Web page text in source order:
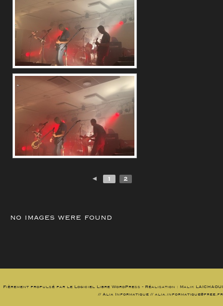
◄ 1 2
no images were found
Fièrement propulsé par le Logiciel Libre WordPress - Réalisation : Malik LAICHAOUI
// Alia Informatique // alia.informatique@free.fr